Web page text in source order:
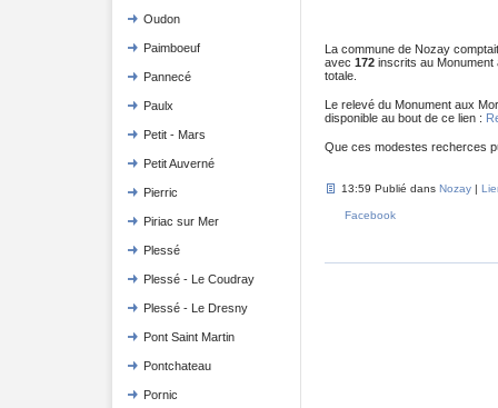
Oudon
Paimboeuf
Pannecé
Paulx
Petit - Mars
Petit Auverné
Pierric
Piriac sur Mer
Plessé
Plessé - Le Coudray
Plessé - Le Dresny
Pont Saint Martin
Pontchateau
Pornic
La commune de Nozay
avec 172inscrits au Monument
totale.
Le relevé du Monument aux
disponible au bout de ce lien :
Que ces modestes recherces
13:59 Publié dans Nozay|
Facebook